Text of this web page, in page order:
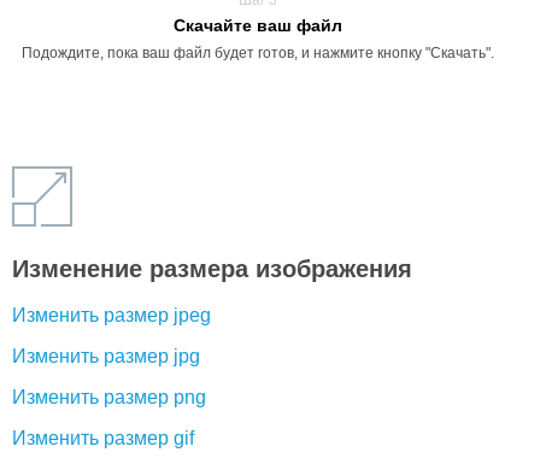
Скачайте ваш файл
Подождите, пока ваш файл будет готов, и нажмите кнопку "Скачать".
Изменение размера изображения
Изменить размер jpeg
Изменить размер jpg
Изменить размер png
Изменить размер gif